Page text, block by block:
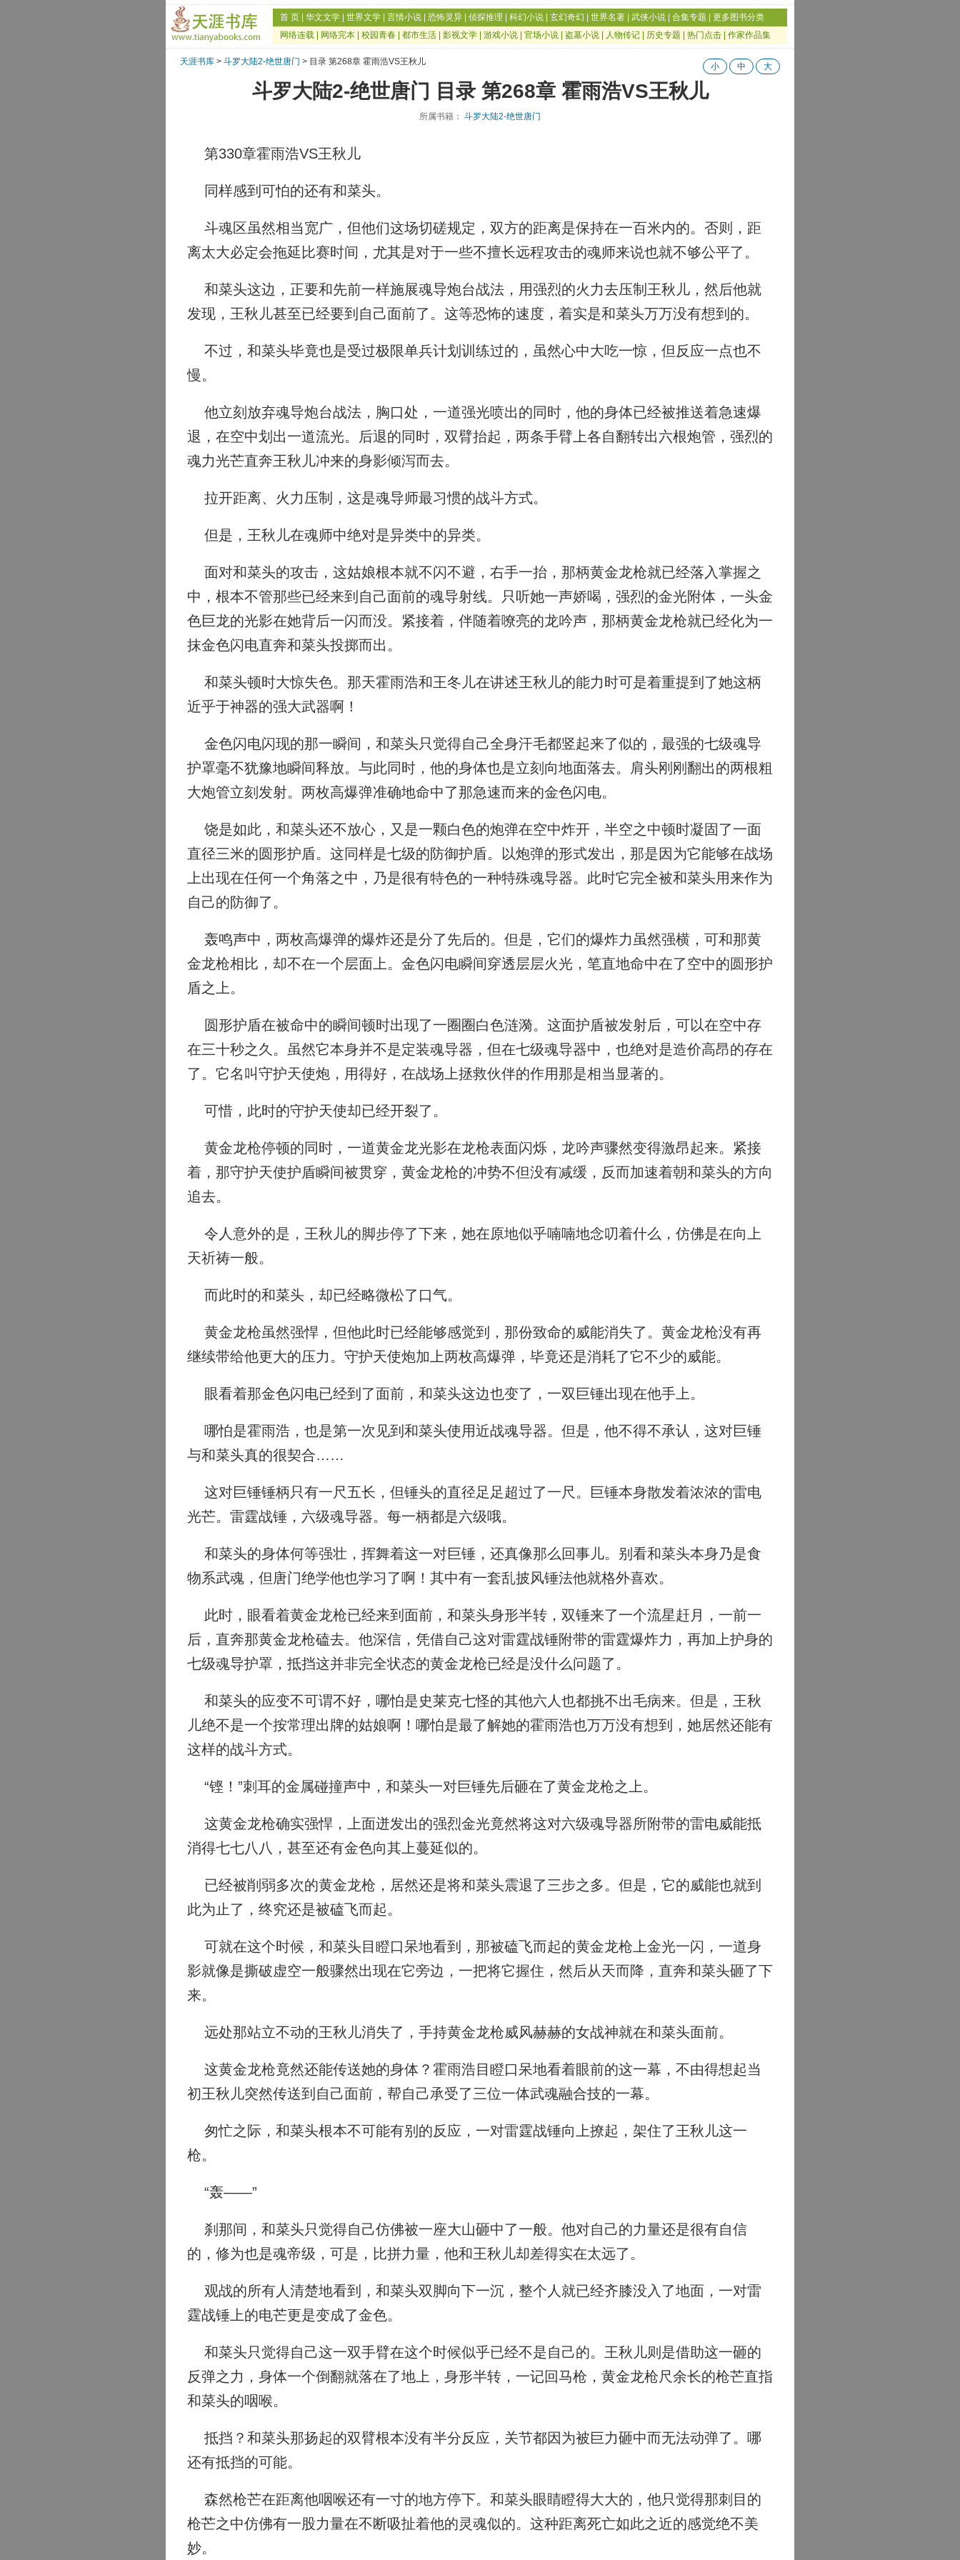
首 页 华文文学 世界文学 言情小说 恐怖灵异 侦探推理 科幻小说 玄幻奇幻 世界名著 武侠小说 合集专题
更多图书分类
网络连载
网络完本 校园青春 都市生活 影视文学 游戏小说 官场小说 盗墓小说 人物传记 历史专题 热门点击 作家作品集
天涯书库 > 斗罗大陆2-绝世唐门 > 目录 第268章 霍雨浩VS王秋儿 小 中 大
斗罗大陆2-绝世唐门 目录 第268章 霍雨浩VS王秋儿
所属书籍： 斗罗大陆2-绝世唐门
第330章霍雨浩VS王秋儿
同样感到可怕的还有和菜头。
斗魂区虽然相当宽广，但他们这场切磋规定，双方的距离是保持在一百米内的。否则，距
离太大必定会拖延比赛时间，尤其是对于一些不擅长远程攻击的魂师来说也就不够公平了。
和菜头这边，正要和先前一样施展魂导炮台战法，用强烈的火力去压制王秋儿，然后他就
发现，王秋儿甚至已经要到自己面前了。这等恐怖的速度，着实是和菜头万万没有想到的。
不过，和菜头毕竟也是受过极限单兵计划训练过的，虽然心中大吃一惊，但反应一点也不
慢。
他立刻放弃魂导炮台战法，胸口处，一道强光喷出的同时，他的身体已经被推送着急速爆
退，在空中划出一道流光。后退的同时，双臂抬起，两条手臂上各自翻转出六根炮管，强烈的
魂力光芒直奔王秋儿冲来的身影倾泻而去。
拉开距离、火力压制，这是魂导师最习惯的战斗方式。
但是，王秋儿在魂师中绝对是异类中的异类。
面对和菜头的攻击，这姑娘根本就不闪不避，右手一抬，那柄黄金龙枪就已经落入掌握之
中，根本不管那些已经来到自己面前的魂导射线。只听她一声娇喝，强烈的金光附体，一头金
色巨龙的光影在她背后一闪而没。紧接着，伴随着嘹亮的龙吟声，那柄黄金龙枪就已经化为一
抹金色闪电直奔和菜头投掷而出。
和菜头顿时大惊失色。那天霍雨浩和王冬儿在讲述王秋儿的能力时可是着重提到了她这柄
近乎于神器的强大武器啊！
金色闪电闪现的那一瞬间，和菜头只觉得自己全身汗毛都竖起来了似的，最强的七级魂导
护罩毫不犹豫地瞬间释放。与此同时，他的身体也是立刻向地面落去。肩头刚刚翻出的两根粗
大炮管立刻发射。两枚高爆弹准确地命中了那急速而来的金色闪电。
饶是如此，和菜头还不放心，又是一颗白色的炮弹在空中炸开，半空之中顿时凝固了一面
直径三米的圆形护盾。这同样是七级的防御护盾。以炮弹的形式发出，那是因为它能够在战场
上出现在任何一个角落之中，乃是很有特色的一种特殊魂导器。此时它完全被和菜头用来作为
自己的防御了。
轰鸣声中，两枚高爆弹的爆炸还是分了先后的。但是，它们的爆炸力虽然强横，可和那黄
金龙枪相比，却不在一个层面上。金色闪电瞬间穿透层层火光，笔直地命中在了空中的圆形护
盾之上。
圆形护盾在被命中的瞬间顿时出现了一圈圈白色涟漪。这面护盾被发射后，可以在空中存
在三十秒之久。虽然它本身并不是定装魂导器，但在七级魂导器中，也绝对是造价高昂的存在
了。它名叫守护天使炮，用得好，在战场上拯救伙伴的作用那是相当显著的。
可惜，此时的守护天使却已经开裂了。
黄金龙枪停顿的同时，一道黄金龙光影在龙枪表面闪烁，龙吟声骤然变得激昂起来。紧接
着，那守护天使护盾瞬间被贯穿，黄金龙枪的冲势不但没有减缓，反而加速着朝和菜头的方向
追去。
令人意外的是，王秋儿的脚步停了下来，她在原地似乎喃喃地念叨着什么，仿佛是在向上
天祈祷一般。
而此时的和菜头，却已经略微松了口气。
黄金龙枪虽然强悍，但他此时已经能够感觉到，那份致命的威能消失了。黄金龙枪没有再
继续带给他更大的压力。守护天使炮加上两枚高爆弹，毕竟还是消耗了它不少的威能。
眼看着那金色闪电已经到了面前，和菜头这边也变了，一双巨锤出现在他手上。
哪怕是霍雨浩，也是第一次见到和菜头使用近战魂导器。但是，他不得不承认，这对巨锤
与和菜头真的很契合……
这对巨锤锤柄只有一尺五长，但锤头的直径足足超过了一尺。巨锤本身散发着浓浓的雷电
光芒。雷霆战锤，六级魂导器。每一柄都是六级哦。
和菜头的身体何等强壮，挥舞着这一对巨锤，还真像那么回事儿。别看和菜头本身乃是食
物系武魂，但唐门绝学他也学习了啊！其中有一套乱披风锤法他就格外喜欢。
此时，眼看着黄金龙枪已经来到面前，和菜头身形半转，双锤来了一个流星赶月，一前一
后，直奔那黄金龙枪磕去。他深信，凭借自己这对雷霆战锤附带的雷霆爆炸力，再加上护身的
七级魂导护罩，抵挡这并非完全状态的黄金龙枪已经是没什么问题了。
和菜头的应变不可谓不好，哪怕是史莱克七怪的其他六人也都挑不出毛病来。但是，王秋
儿绝不是一个按常理出牌的姑娘啊！哪怕是最了解她的霍雨浩也万万没有想到，她居然还能有
这样的战斗方式。
“铿！”刺耳的金属碰撞声中，和菜头一对巨锤先后砸在了黄金龙枪之上。
这黄金龙枪确实强悍，上面迸发出的强烈金光竟然将这对六级魂导器所附带的雷电威能抵
消得七七八八，甚至还有金色向其上蔓延似的。
已经被削弱多次的黄金龙枪，居然还是将和菜头震退了三步之多。但是，它的威能也就到
此为止了，终究还是被磕飞而起。
可就在这个时候，和菜头目瞪口呆地看到，那被磕飞而起的黄金龙枪上金光一闪，一道身
影就像是撕破虚空一般骤然出现在它旁边，一把将它握住，然后从天而降，直奔和菜头砸了下
来。
远处那站立不动的王秋儿消失了，手持黄金龙枪威风赫赫的女战神就在和菜头面前。
这黄金龙枪竟然还能传送她的身体？霍雨浩目瞪口呆地看着眼前的这一幕，不由得想起当
初王秋儿突然传送到自己面前，帮自己承受了三位一体武魂融合技的一幕。
匆忙之际，和菜头根本不可能有别的反应，一对雷霆战锤向上撩起，架住了王秋儿这一
枪。
“轰——”
刹那间，和菜头只觉得自己仿佛被一座大山砸中了一般。他对自己的力量还是很有自信
的，修为也是魂帝级，可是，比拼力量，他和王秋儿却差得实在太远了。
观战的所有人清楚地看到，和菜头双脚向下一沉，整个人就已经齐膝没入了地面，一对雷
霆战锤上的电芒更是变成了金色。
和菜头只觉得自己这一双手臂在这个时候似乎已经不是自己的。王秋儿则是借助这一砸的
反弹之力，身体一个倒翻就落在了地上，身形半转，一记回马枪，黄金龙枪尺余长的枪芒直指
和菜头的咽喉。
抵挡？和菜头那扬起的双臂根本没有半分反应，关节都因为被巨力砸中而无法动弹了。哪
还有抵挡的可能。
森然枪芒在距离他咽喉还有一寸的地方停下。和菜头眼睛瞪得大大的，他只觉得那刺目的
枪芒之中仿佛有一股力量在不断吸扯着他的灵魂似的。这种距离死亡如此之近的感觉绝不美
妙。